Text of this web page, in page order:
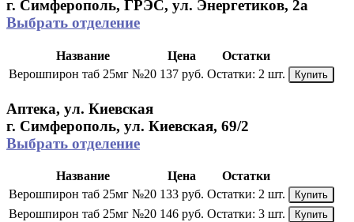
г. Симферополь, ГРЭС, ул. Энергетиков, 2а
Выбрать отделение
Название Цена
Остатки
Верошпирон таб 25мг №20 137 руб. Остатки: 2 шт. Купить
Аптека, ул. Киевская
г. Симферополь, ул. Киевская, 69/2
Выбрать отделение
Название Цена
Остатки
Верошпирон таб 25мг №20 133 руб. Остатки: 2 шт. Купить
Верошпирон таб 25мг №20 146 руб. Остатки: 3 шт. Купить